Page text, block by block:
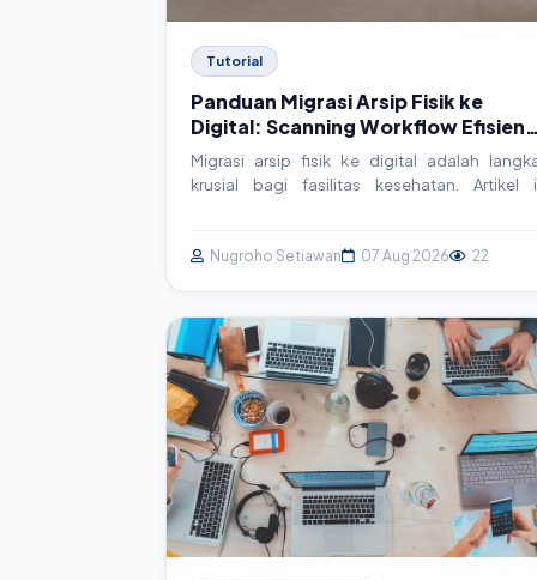
Tutorial
Panduan Migrasi Arsip Fisik ke
Digital: Scanning Workflow Efisien
untuk Faskes
Migrasi arsip fisik ke digital adalah
krusial bagi fasilitas kesehatan. Artikel
efisien, mulai dari persiapan hingga
Nugroho Setiawan 07 Aug 2026 22